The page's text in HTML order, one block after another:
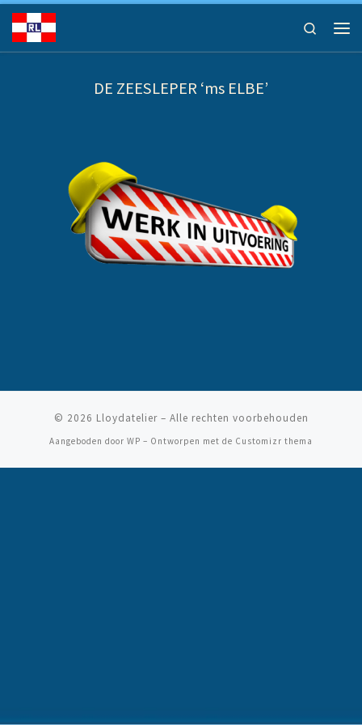
Ga naar inhoud
Search
DE ZEESLEPER ‘ms ELBE’
© 2026 Lloydatelier– Alle rechten voorbehouden
Aangeboden door WP – Ontworpen met de Customizr thema